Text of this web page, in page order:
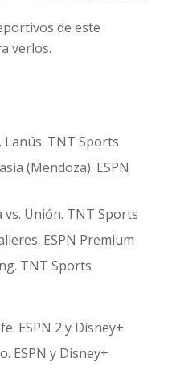
de este
verlos.
Lanús. TNT Sports
(Mendoza). ESPN
vs. Unión. TNT Sports
ESPN Premium
TNT Sports
ESPN 2 y Disney+
ESPN y Disney+